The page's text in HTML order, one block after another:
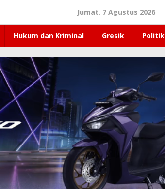
Jumat, 7 Agustus 2026
Hukum dan Kriminal Gresik Politik